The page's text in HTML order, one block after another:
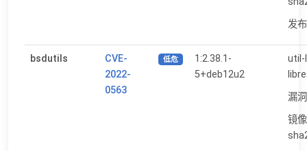
发
bsdutils
CVE-
2022-
0563
低危
1:2.38.1-
5+deb12u2
util-
漏
镜